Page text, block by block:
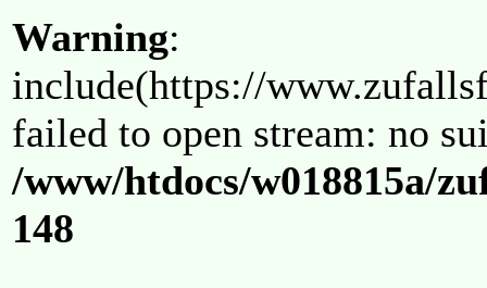
Warning:
include(https://
failed to open stream: no
/www/htdocs/w018815a/
148